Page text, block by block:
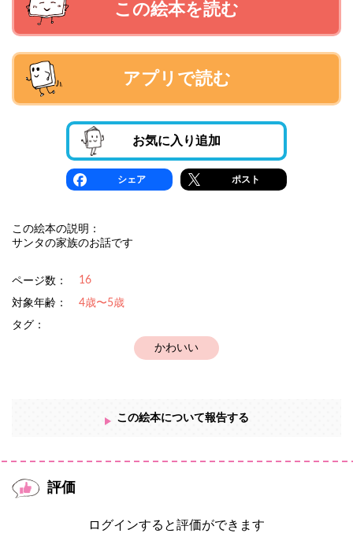
この絵本を読む
アプリで読む
お気に入り追加
シェア ポスト
この絵本の説明：
サンタの家族のお話です
ページ数： 16
対象年齢：
4歳〜5歳
タグ：
かわいい
この絵本について報告する
評価
ログインすると評価ができます